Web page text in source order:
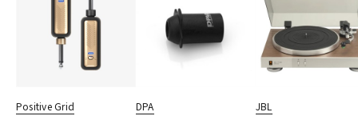
Positive Grid DPA JBL